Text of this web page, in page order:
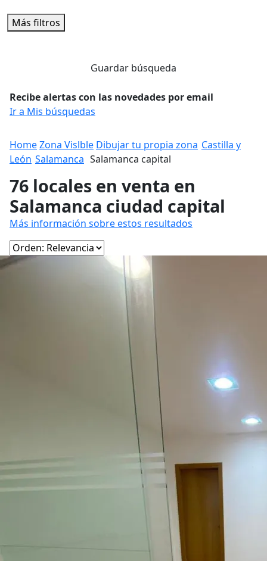
Más filtros
Guardar búsqueda
Recibe alertas con las novedades por email
Ir a Mis búsquedas
HomeZona Vislble Dibujar tu propia zona Castilla y
León Salamanca Salamanca capital
76 locales en venta en
Salamanca ciudad capital
Más información sobre estos resultados